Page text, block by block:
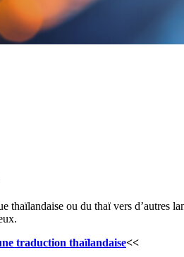
thaïlandaise ou du thaï vers d’autres
traduction thaïlandaise<<